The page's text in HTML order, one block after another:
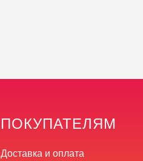
ПОКУПАТЕЛЯМ
Доставка и оплата